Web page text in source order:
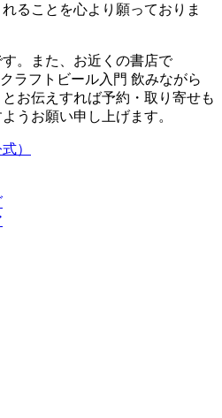
ることを心より願っておりま
。また、お近くの書店で
ラフトビール入門 飲みながら
お伝えすれば予約・取り寄せも
うお願い申し上げます。
）